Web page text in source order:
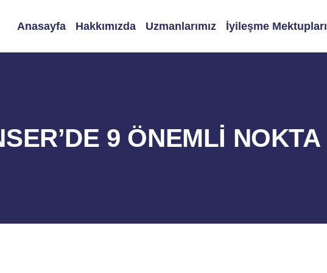
Anasayfa Hakkımızda Uzmanlarımız İyileşme Mektupları
9 ÖNEMLİ NOKTA